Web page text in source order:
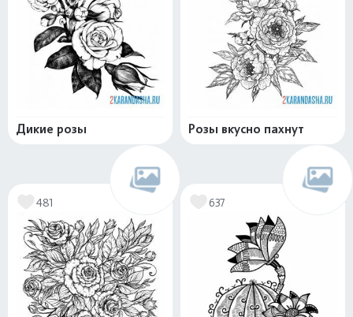
Дикие розы Розы вкусно пахнут
481 637